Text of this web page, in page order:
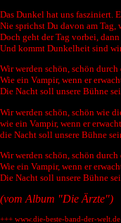
Das Dunkel hat uns fasziniert.
Nie sprichst Du davon am
Doch geht der Tag vorbei,
Und kommt Dunkelheit sind
Wir werden schön, schön durch
Wie ein Vampir, wenn er
Die Nacht soll unsere Bühne
Wir werden schön, schön wie
wie ein Vampir, wenn er erwacht,
die Nacht soll unsere Bühne
Wir werden schön, schön durch
Wie ein Vampir, wenn er
Die Nacht soll unsere Bühne
(vom Album "Die Ärzte")
+++ www.die-beste-band-der-